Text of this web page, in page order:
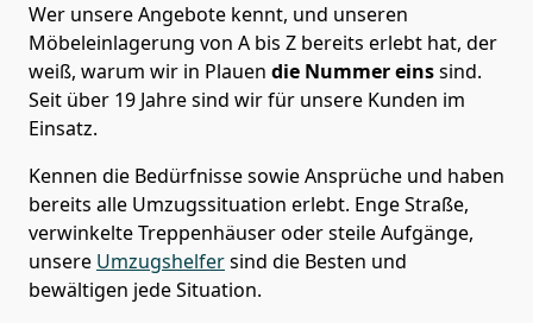
Wer unsere Angebote kennt, und unseren
Möbeleinlagerung von A bis Z bereits erlebt hat, der
weiß, warum wir in Plauen die Nummer einssind.
Seit über 19 Jahre sind wir für unsere Kunden im
Einsatz.
Kennen die Bedürfnisse sowie Ansprüche und haben
bereits alle Umzugssituation erlebt. Enge Straße,
verwinkelte Treppenhäuser oder steile Aufgänge,
unsere Umzugshelfersind die Besten und
bewältigen jede Situation.